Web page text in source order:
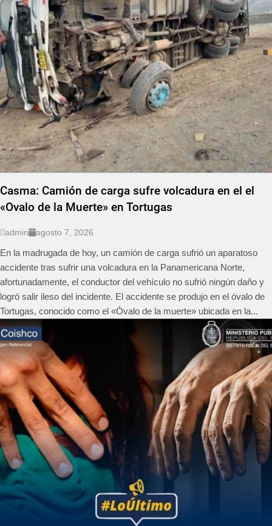
Casma: Camión de carga sufre volcadura en el el
«Ovalo de la Muerte» en Tortugas
admin agosto 7, 2026
En la madrugada de hoy, un camión de carga sufrió un aparatoso
accidente tras sufrir una volcadura en la Panamericana Norte,
afortunadamente, el conductor del vehículo no sufrió ningún daño y
logró salir ileso del incidente. El accidente se produjo en el óvalo de
Tortugas, conocido como el «Óvalo de la muerte» ubicada en la...
REGIONAL